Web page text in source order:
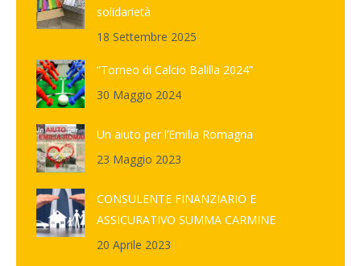
solidarietà
18 Settembre 2025
“Torneo di Calcio Balilla 2024”
30 Maggio 2024
Un aiuto per l’Emilia Romagna
23 Maggio 2023
CONSULENTE FINANZIARIO E
ASSICURATIVO SUMMA CARMINE
20 Aprile 2023